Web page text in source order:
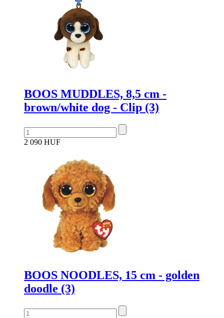
BOOS MUDDLES, 8,5 cm -
brown/white dog - Clip (3)
2 090 HUF
BOOS NOODLES, 15 cm - golden
doodle (3)